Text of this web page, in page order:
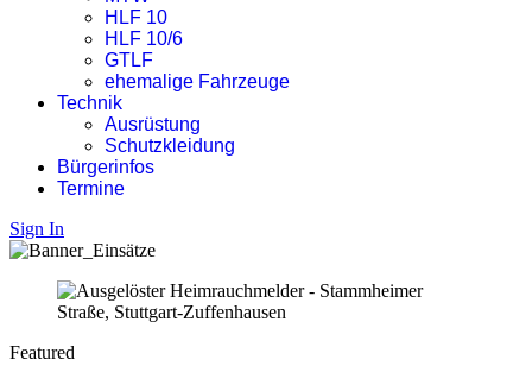
HLF 10
HLF 10/6
GTLF
ehemalige Fahrzeuge
Technik
Ausrüstung
Schutzkleidung
Bürgerinfos
Termine
Sign In
Featured